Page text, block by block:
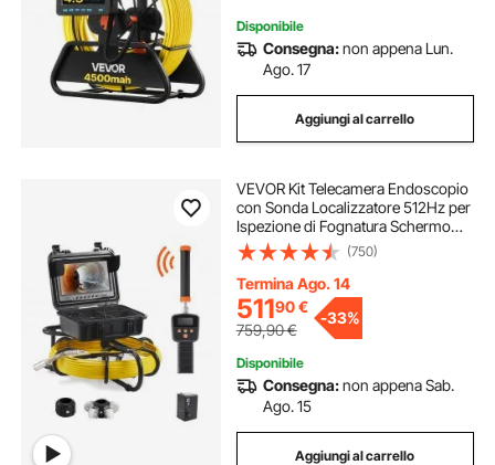
Disponibile
Consegna:non appena Lun.
Ago. 17
Aggiungi al carrello
VEVOR Kit Telecamera Endoscopio
con Sonda Localizzatore 512Hz per
Ispezione di Fognatura Schermo
LCD Colorata 9 Pollici Cavo 50m,
Telecamera Ispezione Sonda
Portatile per Tubi Angolazione
Visiva 130°
(750)
Termina Ago. 14
51190€
759,90€
-33%
Disponibile
Consegna:non appena Sab.
Ago. 15
Aggiungi al carrello